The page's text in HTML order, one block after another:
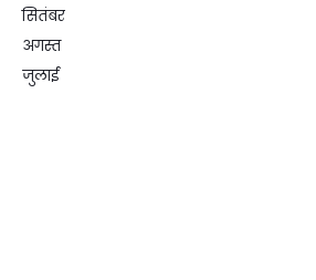
सितंबर
अगस्त
जुलाई